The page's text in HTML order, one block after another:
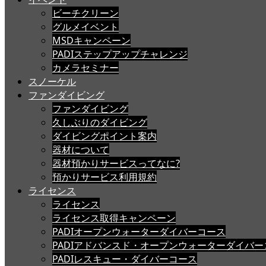
ビーチクリーン
グルメイベント
MSDキャンペーン
PADIステップアップチャレンジ
カメラセミナー
スノーケル
ファンダイビング
ファンダイビング
久しぶりのダイビング
ダイビングポイント案内
器材について
器材預かりサービスってなに?
預かりサービス利用規約
ライセンス
ライセンス
ライセンス取得キャンペーン
PADIオープンウォーターダイバーコース
PADIアドバンスド・オープンウォーターダイバ
PADIレスキュー・ダイバーコース